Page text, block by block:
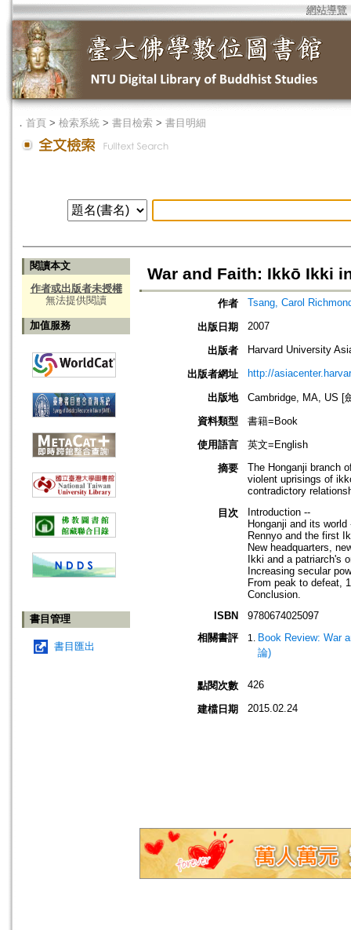
網站導覽
． 首頁 > 檢索系統 > 書目檢索 > 書目明細
閱讀本文
作者或出版者未授權
無法提供閱讀
加值服務
書目管理
書目匯出
War and Faith: Ikkō Ikki
作者 Tsang, Carol
出版日期 2007
出版者 Harvard University
出版者網址 http://
出版地
Cambridge, MA, US [
資料類型
書籍=Book
使用語言
英文=English
摘要
The Honganji branch
violent uprisings of
contradictory
目次
Introduction --
Honganji and its world
Rennyo and the first
New headquarters,
Ikki and a patriarch's
Increasing secular
From peak to defeat,
Conclusion.
ISBN
9780674025097
相關書評
Book Review: War
論)
點閱次數 426
建檔日期 2015.02.24